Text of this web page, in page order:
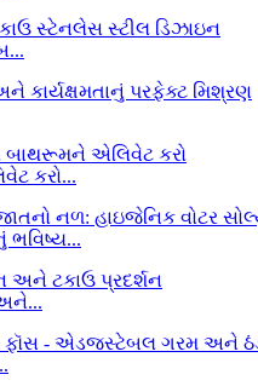
કરો...
ભવિષ્ય...